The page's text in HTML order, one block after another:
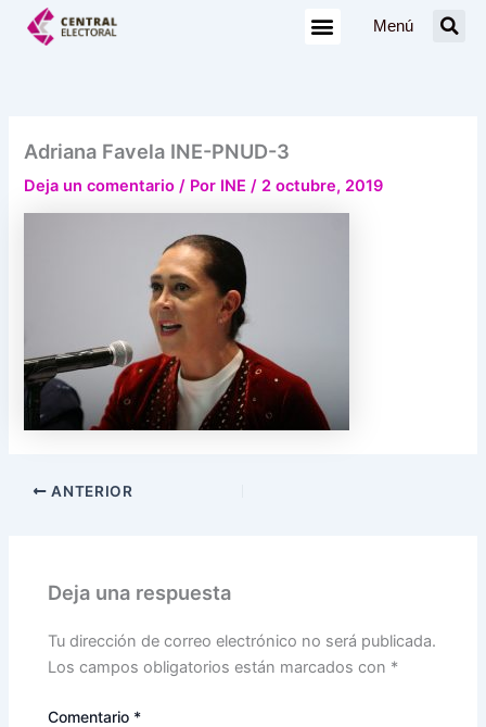
Menú
Adriana Favela INE-PNUD-3
Deja un comentario / Por INE/ 2 octubre, 2019
ANTERIOR
Deja una respuesta
Tu dirección de correo electrónico no será publicada.
Los campos obligatorios están marcados con *
Comentario *